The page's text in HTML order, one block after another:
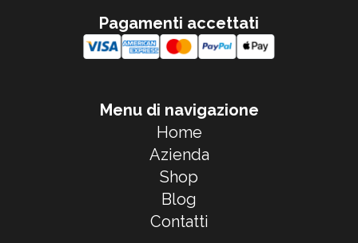
Pagamenti accettati
Menu di navigazione
Home
Azienda
Shop
Blog
Contatti